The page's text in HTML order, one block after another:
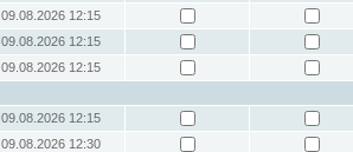
09.08.2026 12:15
09.08.2026 12:15
09.08.2026 12:15
09.08.2026 12:15
09.08.2026 12:30